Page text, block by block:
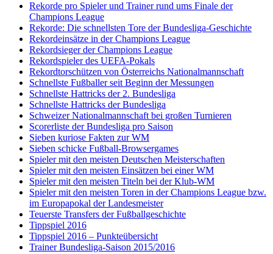
Rekorde pro Spieler und Trainer rund ums Finale der
Champions League
Rekorde: Die schnellsten Tore der Bundesliga-Geschichte
Rekordeinsätze in der Champions League
Rekordsieger der Champions League
Rekordspieler des UEFA-Pokals
Rekordtorschützen von Österreichs Nationalmannschaft
Schnellste Fußballer seit Beginn der Messungen
Schnellste Hattricks der 2. Bundesliga
Schnellste Hattricks der Bundesliga
Schweizer Nationalmannschaft bei großen Turnieren
Scorerliste der Bundesliga pro Saison
Sieben kuriose Fakten zur WM
Sieben schicke Fußball-Browsergames
Spieler mit den meisten Deutschen Meisterschaften
Spieler mit den meisten Einsätzen bei einer WM
Spieler mit den meisten Titeln bei der Klub-WM
Spieler mit den meisten Toren in der Champions League bzw.
im Europapokal der Landesmeister
Teuerste Transfers der Fußballgeschichte
Tippspiel 2016
Tippspiel 2016 – Punkteübersicht
Trainer Bundesliga-Saison 2015/2016